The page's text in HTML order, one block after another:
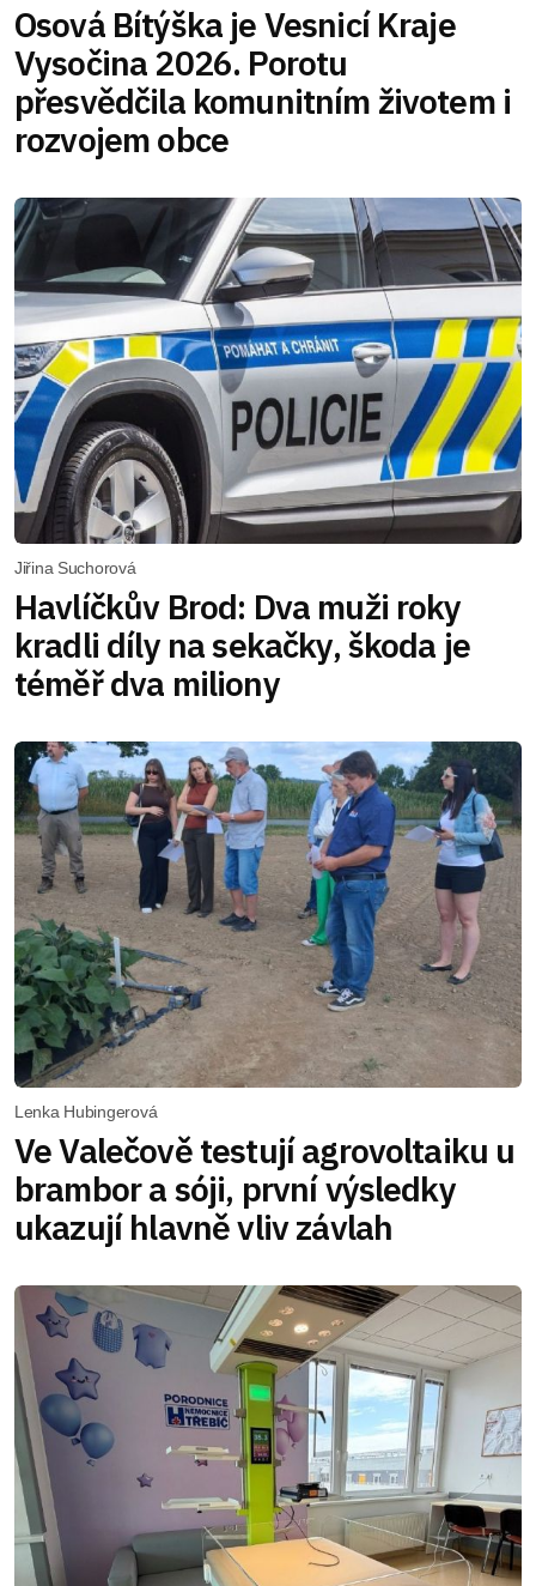
Osová Bítýška je Vesnicí Kraje
Vysočina 2026. Porotu
přesvědčila komunitním životem i
rozvojem obce
Jiřina Suchorová
Havlíčkův Brod: Dva muži roky
kradli díly na sekačky, škoda je
téměř dva miliony
Lenka Hubingerová
Ve Valečově testují agrovoltaiku u
brambor a sóji, první výsledky
ukazují hlavně vliv závlah